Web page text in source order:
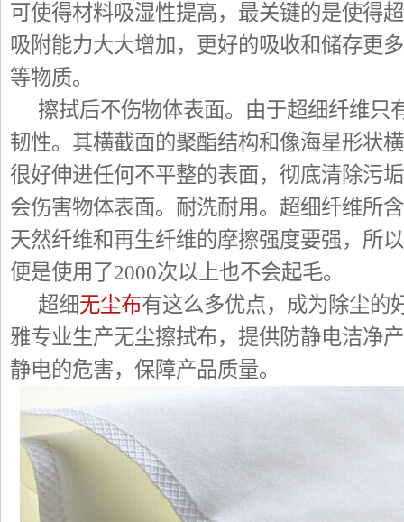
可使得材料吸湿性提高，最关键的是使得
吸附能力大大增加，更好的吸收和储存更
等物质。
擦拭后不伤物体表面。由于超细纤维只
韧性。其横截面的聚酯结构和像海星形状
很好伸进任何不平整的表面，彻底清除污
会伤害物体表面。耐洗耐用。超细纤维所
天然纤维和再生纤维的摩擦强度要强，所
便是使用了2000次以上也不会起毛。
超细无尘布有这么多优点，成为除尘的
雅专业生产无尘擦拭布，提供防静电洁净
静电的危害，保障产品质量。